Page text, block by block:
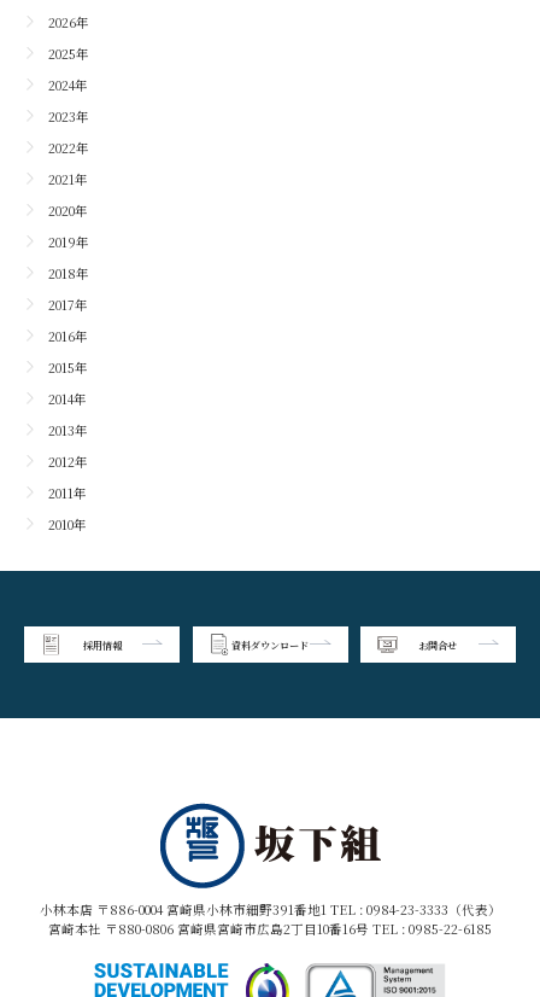
2026年
2025年
2024年
2023年
2022年
2021年
2020年
2019年
2018年
2017年
2016年
2015年
2014年
2013年
2012年
2011年
2010年
採用情報 資料ダウンロード お問合せ
小林本店 〒886-0004 宮崎県小林市細野391番地1 TEL : 0984-23-3333（代表）
宮崎本社 〒880-0806 宮崎県宮崎市広島2丁目10番16号 TEL : 0985-22-6185